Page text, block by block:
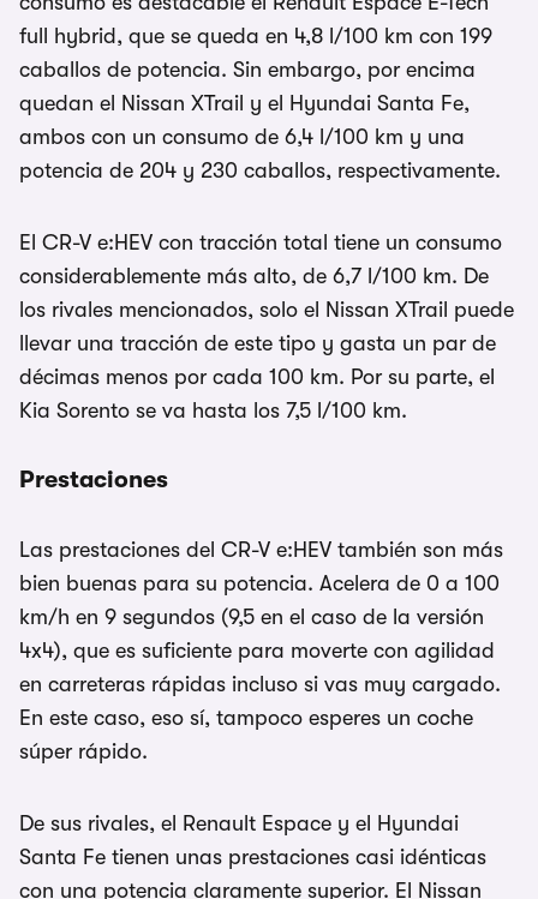
full hybrid, que se queda en 4,8 l/100 km con 199
caballos de potencia. Sin embargo, por encima
quedan el Nissan XTrail y el Hyundai Santa Fe,
ambos con un consumo de 6,4 l/100 km y una
potencia de 204 y 230 caballos, respectivamente.
El CR-V e:HEV con tracción total tiene un consumo
considerablemente más alto, de 6,7 l/100 km. De
los rivales mencionados, solo el Nissan XTrail puede
llevar una tracción de este tipo y gasta un par de
décimas menos por cada 100 km. Por su parte, el
Kia Sorento se va hasta los 7,5 l/100 km.
Prestaciones
Las prestaciones del CR-V e:HEV también son más
bien buenas para su potencia. Acelera de 0 a 100
km/h en 9 segundos (9,5 en el caso de la versión
4x4), que es suficiente para moverte con agilidad
en carreteras rápidas incluso si vas muy cargado.
En este caso, eso sí, tampoco esperes un coche
súper rápido.
De sus rivales, el Renault Espace y el Hyundai
Santa Fe tienen unas prestaciones casi idénticas
con una potencia claramente superior. El Nissan